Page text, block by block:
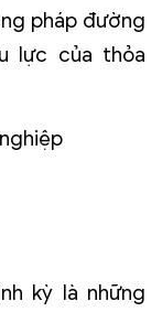
pháp đường
lực của thỏa
kỳ là những